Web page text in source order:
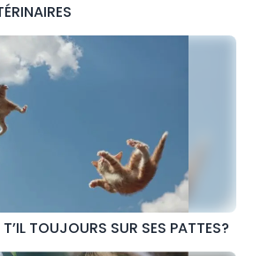
TOUJOURS SUR SES PATTES?